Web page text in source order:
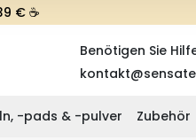
€ ☕
Benötigen Sie
-pads & -pulver Zubehör